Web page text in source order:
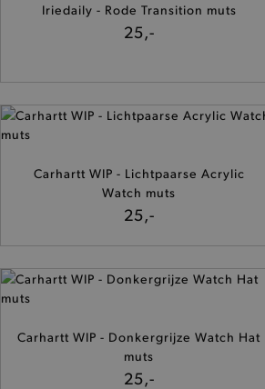
Iriedaily - Rode Transition muts
25,-
Carhartt WIP - Lichtpaarse Acrylic
Watch muts
25,-
Carhartt WIP - Donkergrijze Watch Hat
muts
25,-